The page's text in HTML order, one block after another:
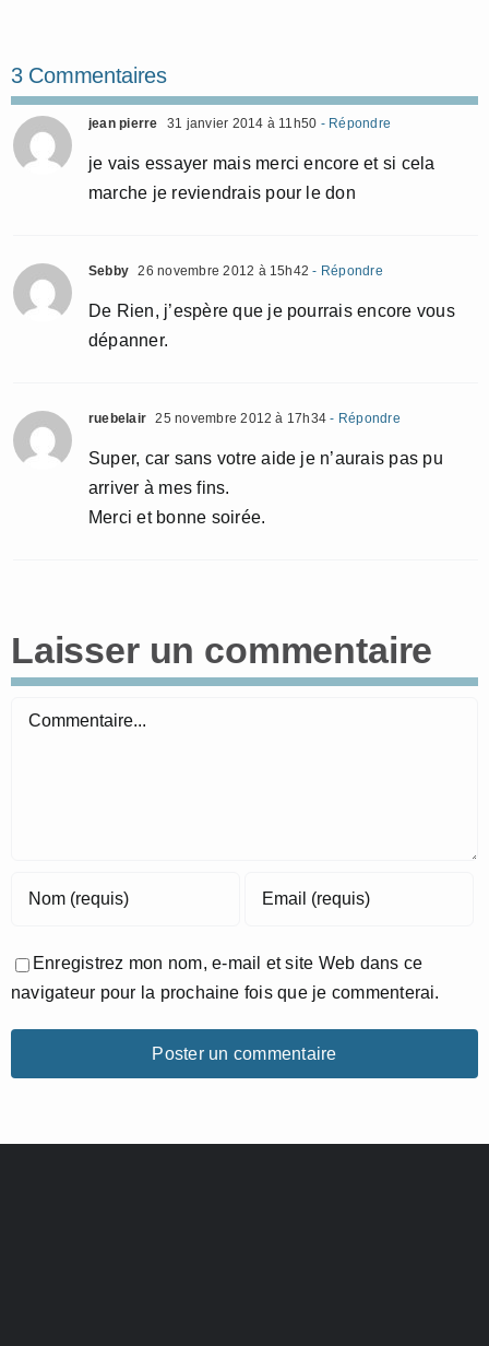
3 Commentaires
jean pierre 31 janvier 2014 à 11h50 - Répondre
je vais essayer mais merci encore et si cela
marche je reviendrais pour le don
Sebby 26 novembre 2012 à 15h42 - Répondre
De Rien, j’espère que je pourrais encore vous
dépanner.
ruebelair 25 novembre 2012 à 17h34 - Répondre
Super, car sans votre aide je n’aurais pas pu
arriver à mes fins.
Merci et bonne soirée.
Laisser un commentaire
Commentaire
Enregistrez mon nom, e-mail et site Web dans ce
navigateur pour la prochaine fois que je commenterai.